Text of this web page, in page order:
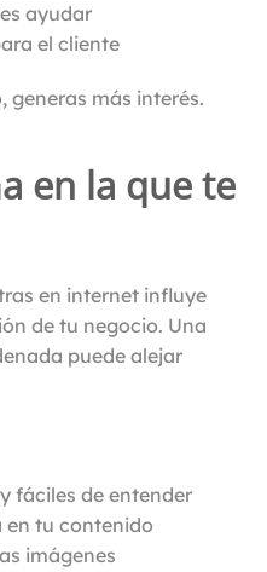
ayudar
el cliente
generas más interés.
en la que te
en internet influye
de tu negocio. Una
puede alejar
fáciles de entender
en tu contenido
imágenes